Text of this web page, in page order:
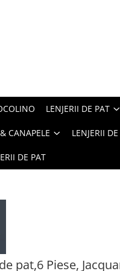
LENJERII DE PAT
CANAPELE LENJERII
DE PAT
pat,6 Piese,